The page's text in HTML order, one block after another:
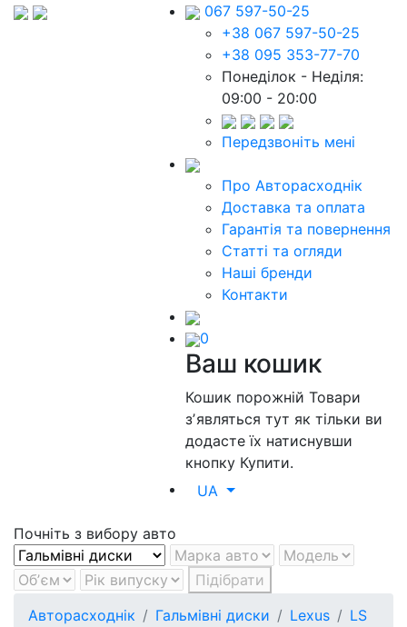
067 597-50-25
+38 067 597-50-25
+38 095 353-77-70
Понеділок - Неділя:
09:00 - 20:00
Передзвоніть мені
Про Авторасходнік
Доставка та оплата
Гарантія та повернення
Статті та огляди
Наші бренди
Контакти
0
Ваш кошик
Кошик порожнійТовари
зʼявляться тут як тільки ви
додасте їх натиснувши
кнопку Купити.
UA
Почніть з вибору авто
Підібрати
Авторасходнік
Гальмівні диски Lexus
LS